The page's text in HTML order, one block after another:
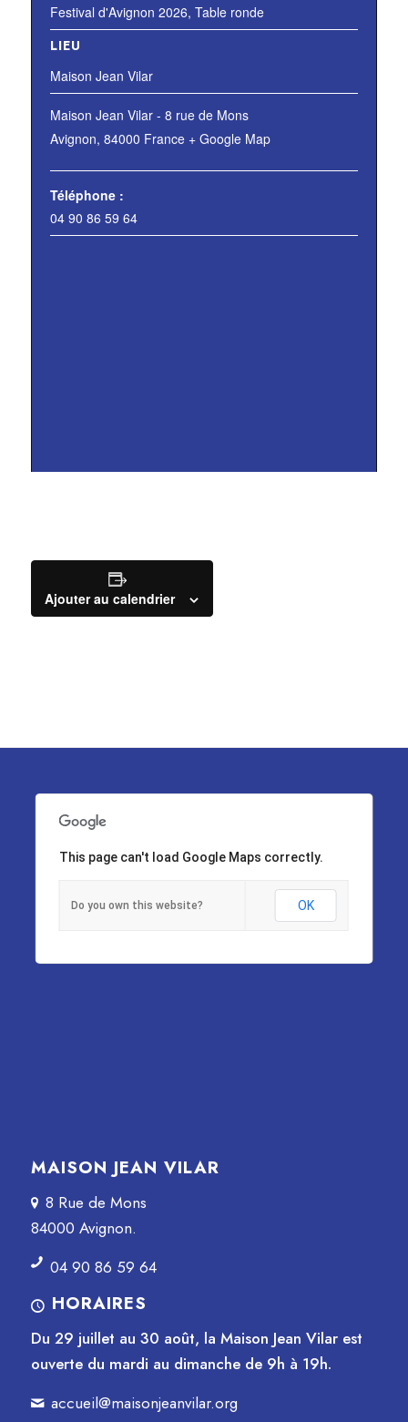
Festival d'Avignon 2026, Table ronde
LIEU
Maison Jean Vilar
Maison Jean Vilar - 8 rue de Mons
Avignon, 84000 France + Google Map
Téléphone :
04 90 86 59 64
Ajouter au calendrier
This page can't load Google Maps correctly.
Do you own this website? OK
MAISON JEAN VILAR
8 Rue de Mons
84000 Avignon.
04 90 86 59 64
HORAIRES
Du 29 juillet au 30 août, la Maison Jean Vilar est
ouverte du mardi au dimanche de 9h à 19h.
accueil@maisonjeanvilar.org